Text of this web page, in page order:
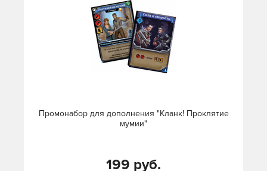
Промонабор для дополнения "Кланк! Проклятие
мумии"
199 руб.